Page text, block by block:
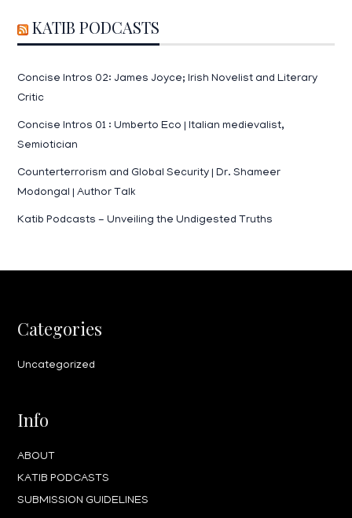
KATIB PODCASTS
Concise Intros 02: James Joyce; Irish Novelist and Literary
Critic
Concise Intros 01 : Umberto Eco | Italian medievalist,
Semiotician
Counterterrorism and Global Security | Dr. Shameer
Modongal | Author Talk
Katib Podcasts - Unveiling the Undigested Truths
Categories
Uncategorized
Info
ABOUT
KATIB PODCASTS
SUBMISSION GUIDELINES